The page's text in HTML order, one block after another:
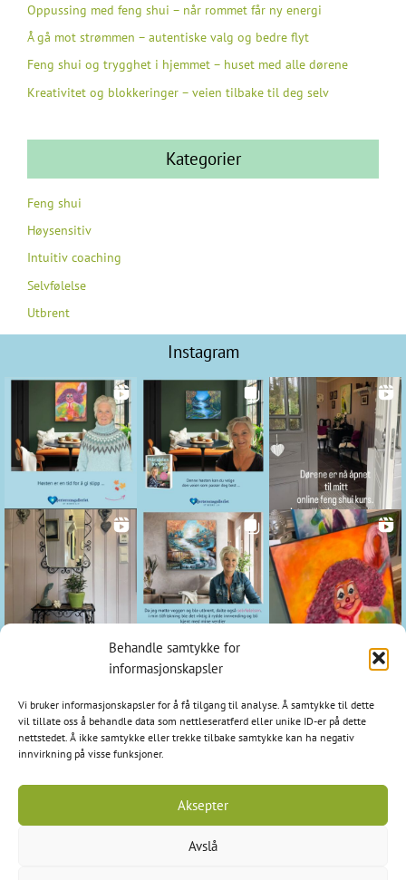
Behandle samtykke for
informasjonskapsler
Vi bruker informasjonskapsler for å få tilgang til analyse. Å samtykke til dette
vil tillate oss å behandle data som nettleseratferd eller unike ID-er på dette
nettstedet. Å ikke samtykke eller trekke tilbake samtykke kan ha negativ
innvirkning på visse funksjoner.
Aksepter
Avslå
Oppussing med feng shui – når rommet får ny energi
Å gå mot strømmen – autentiske valg og bedre flyt
Feng shui og trygghet i hjemmet – huset med alle dørene
Kreativitet og blokkeringer – veien tilbake til deg selv
Kategorier
Feng shui
Høysensitiv
Intuitiv coaching
Selvfølelse
Utbrent
Instagram
Kontakt
Hjerteromsgalleriet
1798 Aremark
E-post: post@hjerteromsgalleriet.no
Tlf: 95 97 97 24